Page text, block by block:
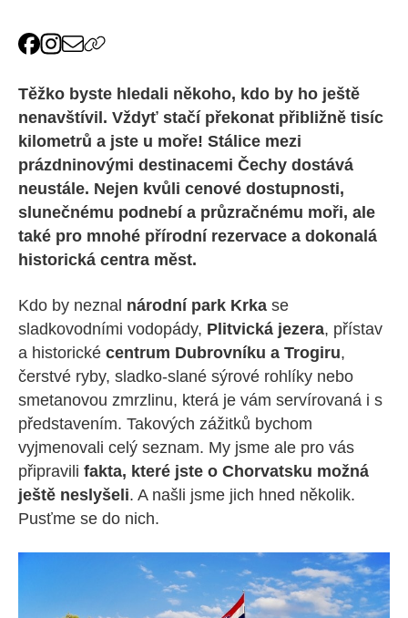
Těžko byste hledali někoho, kdo by ho ještě
nenavštívil. Vždyť stačí překonat přibližně tisíc
kilometrů a jste u moře! Stálice mezi
prázdninovými destinacemi Čechy dostává
neustále. Nejen kvůli cenové dostupnosti,
slunečnému podnebí a průzračnému moři, ale
také pro mnohé přírodní rezervace a dokonalá
historická centra měst.
Kdo by neznal národní park Krka se
sladkovodními vodopády, Plitvická jezera, přístav
a historické centrum Dubrovníku a Trogiru,
čerstvé ryby, sladko-slané sýrové rohlíky nebo
smetanovou zmrzlinu, která je vám servírovaná i s
představením. Takových zážitků bychom
vyjmenovali celý seznam. My jsme ale pro vás
připravili fakta, které jste o Chorvatsku možná
ještě neslyšeli. A našli jsme jich hned několik.
Pusťme se do nich.